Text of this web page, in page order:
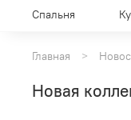
Спальня
Главная
Новая